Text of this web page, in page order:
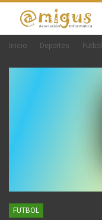
Inicio Deportes Futbol
FUTBOL